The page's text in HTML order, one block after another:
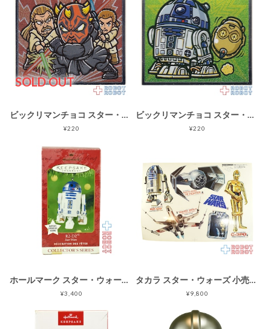
SOLD OUT
ビックリマンチョコ スター・ウォーズ 名シーン総集編 コレクターシール No.02ダース・モールとの戦い
¥220
ビックリマンチョコ スター・ウォーズ 名シーン総集編 コレクターシール No.04痛い!痛い！
¥220
ホールマーク スター・ウォーズ R2-D2 クリスマスオーナメント 2001
¥3,400
タカラ スター・ウォーズ 小売店販促用 シール ステッカー シート
¥9,800